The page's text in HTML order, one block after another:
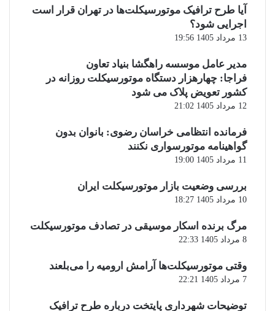
آیا طرح ترافیک موتورسیکلت‌ها در تهران قرار است
اجرایی شود؟
13 مرداد 1405 19:56
مدیر عامل موسسه راهگشا بنیاد تعاون
فراجا: چهارهزار دستگاه موتورسیکلت روزانه در
کشور تعویض پلاک می شود
12 مرداد 1405 21:02
فرمانده انتظامی خراسان رضوی: بانوان بدون
گواهینامه موتورسواری نکنند
11 مرداد 1405 19:00
بررسی وضعیت بازار موتورسیکلت ایران
10 مرداد 1405 18:27
مرگ برنده اسکار موسیقی در تصادف موتورسیکلت
8 مرداد 1405 22:33
وقتی موتورسیکلت‌ها آرامش ارومیه را می‌بلعند
7 مرداد 1405 22:21
توضیحات شهرداری پایتخت درباره طرح ترافیک